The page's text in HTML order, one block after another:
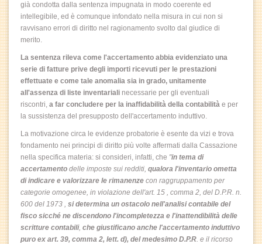
già condotta dalla sentenza impugnata in modo coerente ed
intellegibile, ed è comunque infondato nella misura in cui non si
ravvisano errori di diritto nel ragionamento svolto dal giudice di
merito.
La sentenza rileva come l'accertamento abbia evidenziato una
serie di fatture prive degli importi ricevuti per le prestazioni
effettuate e come tale anomalia sia in grado, unitamente
all'assenza di liste inventariali necessarie per gli eventuali
riscontri, a far concludere per la inaffidabilità della contabilità e per
la sussistenza del presupposto dell'accertamento induttivo.
La motivazione circa le evidenze probatorie è esente da vizi e trova
fondamento nei principi di diritto più volte affermati dalla Cassazione
nella specifica materia: si consideri, infatti, che "in tema di
accertamento delle imposte sui redditi, qualora l'inventario ometta
di indicare e valorizzare le rimanenze con raggruppamento per
categorie omogenee, in violazione dell'art. 15 , comma 2, del D.P.R. n.
600 del 1973 , si determina un ostacolo nell'analisi contabile del
fisco sicché ne discendono l'incompletezza e l'inattendibilità delle
scritture contabili, che giustificano anche l'accertamento induttivo
puro ex art. 39, comma 2, lett. d), del medesimo D.P.R. e il ricorso